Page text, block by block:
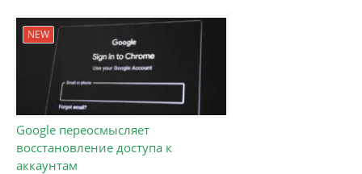
NEW
Google переосмысляет
восстановление доступа к
аккаунтам